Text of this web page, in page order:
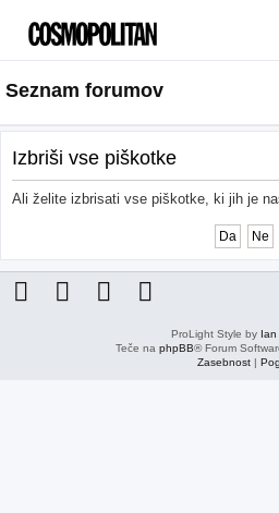
Seznam forumov
Izbriši vse piškotke
Ali želite izbrisati vse piškotke, ki jih je
ProLight Style by Ian
Teče na phpBB® Forum
Zasebnost|